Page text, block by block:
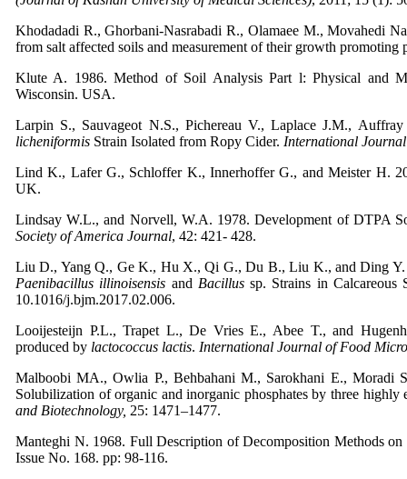
Khodadadi R., Ghorbani-Nasrabadi R., Olamaee M., Movahedi
from salt affected soils and measurement of their growth promoting
Klute A. 1986. Method of Soil Analysis Part l: Physical and
Wisconsin. USA.
Larpin S., Sauvageot N.S., Pichereau V., Laplace J.M.,
licheniformis Strain Isolated from Ropy Cider. International
Lind K., Lafer G., Schloffer K., Innerhoffer G., and Meister H.
UK.
Lindsay W.L., and Norvell, W.A. 1978. Development of DTPA
Society of America Journal, 42: 421- 428.
Liu D., Yang Q., Ge K., Hu X., Qi G., Du B., Liu K., and Ding
Paenibacillus illinoisensis and Bacillussp. Strains in Calcareous
10.1016/j.bjm.2017.02.006.
Looijesteijn P.L., Trapet L., De Vries E., Abee T., and
produced by lactococcus lactis. International Journal of Food
Malboobi MA., Owlia P., Behbahani M., Sarokhani E., Moradi
Solubilization of organic and inorganic phosphates by three
and Biotechnology, 25: 1471–1477.
Manteghi N. 1968. Full Description of Decomposition Methods
Issue No. 168. pp: 98-116.